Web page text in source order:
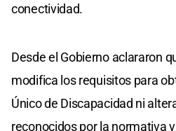
conectividad.
Desde el Gobierno aclararon
modifica los requisitos para
Único de Discapacidad ni
reconocidos por la normativa